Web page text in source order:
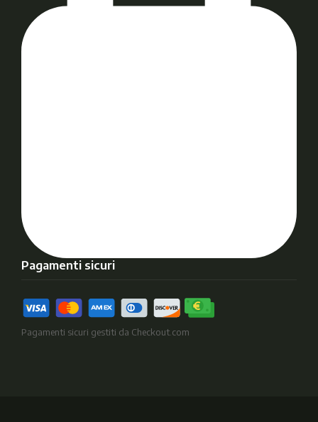
Pagamenti sicuri
Pagamenti sicuri gestiti da Checkout.com